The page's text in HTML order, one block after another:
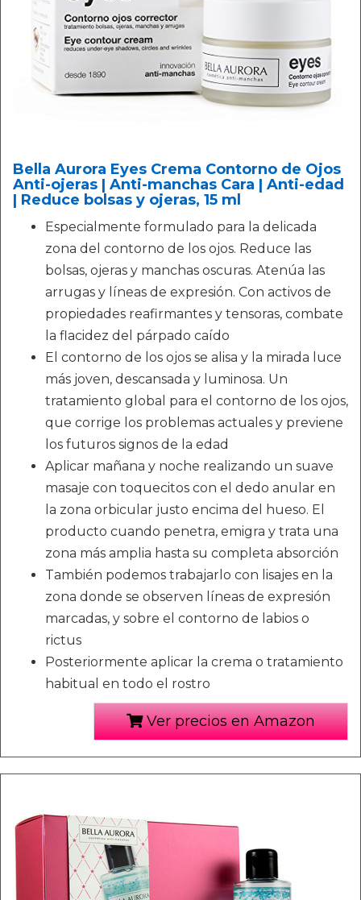
Bella Aurora Eyes Crema Contorno de Ojos
Anti-ojeras | Anti-manchas Cara | Anti-edad
| Reduce bolsas y ojeras, 15 ml
Especialmente formulado para la delicada
zona del contorno de los ojos. Reduce las
bolsas, ojeras y manchas oscuras. Atenúa las
arrugas y líneas de expresión. Con activos de
propiedades reafirmantes y tensoras, combate
la flacidez del párpado caído
El contorno de los ojos se alisa y la mirada luce
más joven, descansada y luminosa. Un
tratamiento global para el contorno de los ojos,
que corrige los problemas actuales y previene
los futuros signos de la edad
Aplicar mañana y noche realizando un suave
masaje con toquecitos con el dedo anular en
la zona orbicular justo encima del hueso. El
producto cuando penetra, emigra y trata una
zona más amplia hasta su completa absorción
También podemos trabajarlo con lisajes en la
zona donde se observen líneas de expresión
marcadas, y sobre el contorno de labios o
rictus
Posteriormente aplicar la crema o tratamiento
habitual en todo el rostro
Ver precios en Amazon